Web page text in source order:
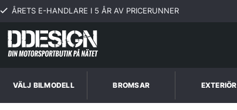
ÅRETS E-HANDLARE I 5 ÅR AV PRICERUNNER
VÄLJ BILMODELL BROMSAR EXTERIÖR